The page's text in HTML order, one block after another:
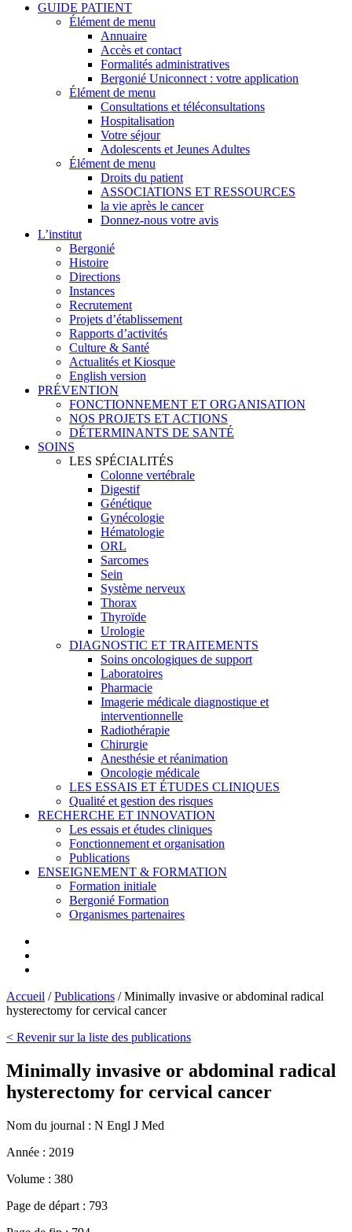
GUIDE PATIENT
Élément de menu
Annuaire
Accès et contact
Formalités administratives
Bergonié Uniconnect : votre application
Élément de menu
Consultations et téléconsultations
Hospitalisation
Votre séjour
Adolescents et Jeunes Adultes
Élément de menu
Droits du patient
ASSOCIATIONS ET RESSOURCES
la vie après le cancer
Donnez-nous votre avis
L’institut
Bergonié
Histoire
Directions
Instances
Recrutement
Projets d’établissement
Rapports d’activités
Culture & Santé
Actualités et Kiosque
English version
PRÉVENTION
FONCTIONNEMENT ET ORGANISATION
NOS PROJETS ET ACTIONS
DÉTERMINANTS DE SANTÉ
SOINS
LES SPÉCIALITÉS
Colonne vertébrale
Digestif
Génétique
Gynécologie
Hématologie
ORL
Sarcomes
Sein
Système nerveux
Thorax
Thyroïde
Urologie
DIAGNOSTIC ET TRAITEMENTS
Soins oncologiques de support
Laboratoires
Pharmacie
Imagerie médicale diagnostique et
interventionnelle
Radiothérapie
Chirurgie
Anesthésie et réanimation
Oncologie médicale
LES ESSAIS ET ÉTUDES CLINIQUES
Qualité et gestion des risques
RECHERCHE ET INNOVATION
Les essais et études cliniques
Fonctionnement et organisation
Publications
ENSEIGNEMENT & FORMATION
Formation initiale
Bergonié Formation
Organismes partenaires
Accueil /Publications /Minimally invasive or abdominal radical
hysterectomy for cervical cancer
< Revenir sur la liste des publications
Minimally invasive or abdominal radical
hysterectomy for cervical cancer
Nom du journal : N Engl J Med
Année : 2019
Volume : 380
Page de départ : 793